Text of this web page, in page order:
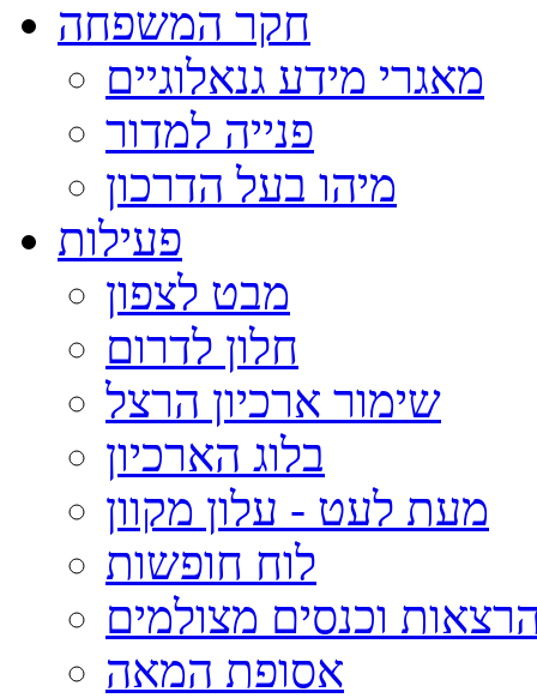
חקר המשפחה
מאגרי מידע גנאלוגיים
פנייה למדור
מיהו בעל הדרכון
פעילות
מבט לצפון
חלון לדרום
שימור ארכיון הרצל
בלוג הארכיון
מעת לעט - עלון מקוון
לוח חופשות
וכנסים מצולמים
אסופת המאה